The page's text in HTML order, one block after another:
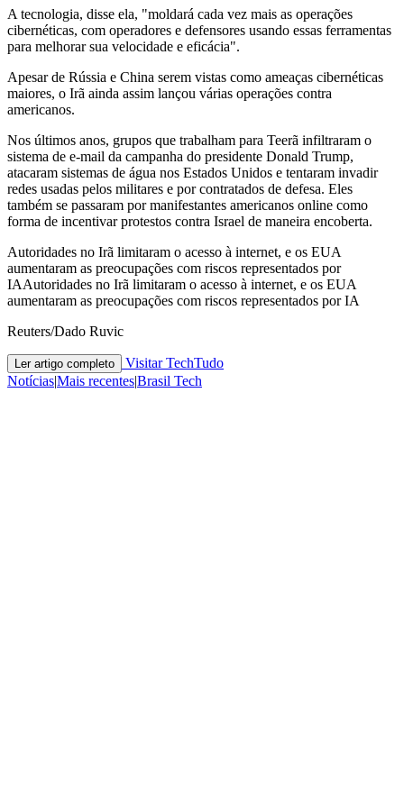
A tecnologia, disse ela, "moldará cada vez mais as operações
cibernéticas, com operadores e defensores usando essas ferramentas
para melhorar sua velocidade e eficácia".
Apesar de Rússia e China serem vistas como ameaças cibernéticas
maiores, o Irã ainda assim lançou várias operações contra
americanos.
Nos últimos anos, grupos que trabalham para Teerã infiltraram o
sistema de e-mail da campanha do presidente Donald Trump,
atacaram sistemas de água nos Estados Unidos e tentaram invadir
redes usadas pelos militares e por contratados de defesa. Eles
também se passaram por manifestantes americanos online como
forma de incentivar protestos contra Israel de maneira encoberta.
Autoridades no Irã limitaram o acesso à internet, e os EUA
aumentaram as preocupações com riscos representados por
IAAutoridades no Irã limitaram o acesso à internet, e os EUA
aumentaram as preocupações com riscos representados por IA
Reuters/Dado Ruvic
Ler artigo completo
Visitar TechTudo
Notícias|Mais recentes|Brasil Tech